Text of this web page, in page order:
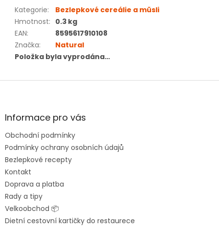
Kategorie:
Bezlepkové cereálie a müsli
Hmotnost: 0.3 kg
EAN:
8595617910108
Značka:
Natural
Položka byla vyprodána…
Z
aInformace pro vás
Obchodní podmínky
Podmínky ochrany osobních údajů
Bezlepkové recepty
Kontakt
Doprava a platba
Rady a tipy
Velkoobchod 📦
Dietní cestovní kartičky do restaurece